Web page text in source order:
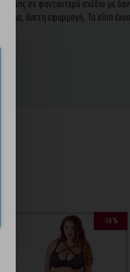
σε φανταχτερό σχέδιο με
άνετη εφαρμογή. Τα σλιπ
-10 %